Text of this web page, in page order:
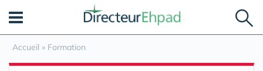
Accueil » Formation
Panneau de gestion des cookies